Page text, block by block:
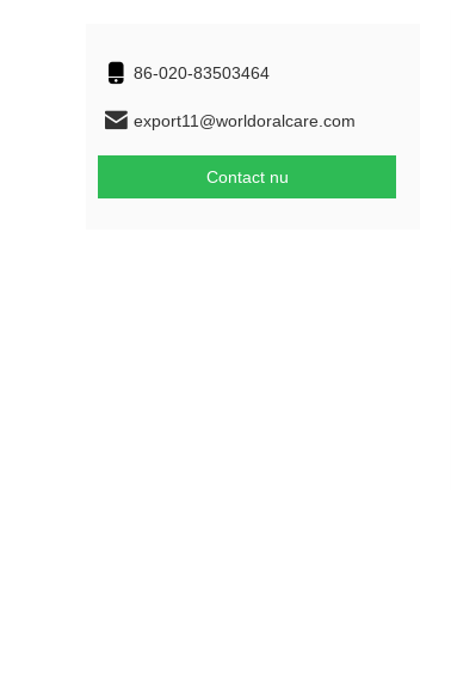
86-020-83503464
export11@worldoralcare.com
Contact nu